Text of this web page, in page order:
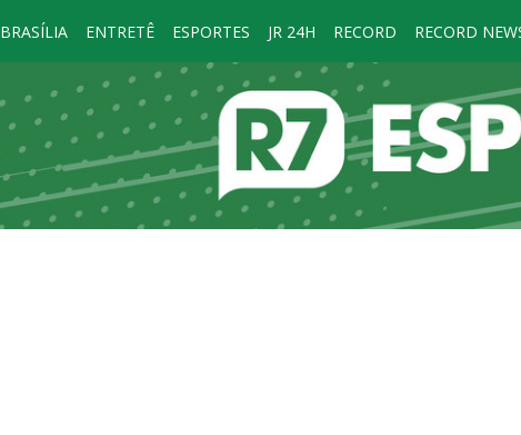
BRASÍLIA ENTRETÊ ESPORTES JR 24H RECORD RECORD